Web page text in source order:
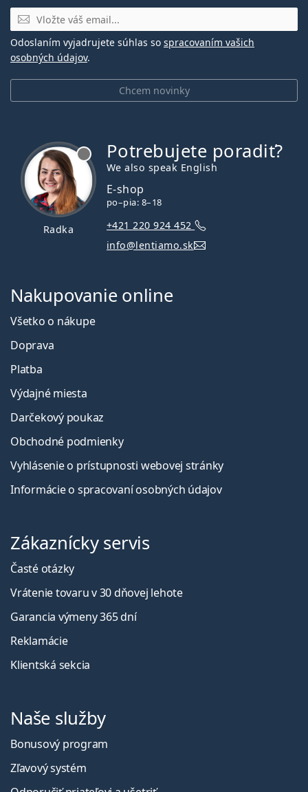
E-mail
Chcem novinky
Odoslaním vyjadrujete súhlas so spracovaním vašich
osobných údajov.
Radka
Potrebujete poradiť?
We also speak English
E-shop
po–pia: 8–18
+421 220 924 452
info@lentiamo.sk
Nakupovanie online
Všetko o nákupe
Doprava
Platba
Výdajné miesta
Darčekový poukaz
Obchodné podmienky
Vyhlásenie o prístupnosti webovej stránky
Informácie o spracovaní osobných údajov
Zákaznícky servis
Časté otázky
Vrátenie tovaru v 30 dňovej lehote
Garancia výmeny 365 dní
Reklamácie
Klientská sekcia
Naše služby
Bonusový program
Zľavový systém